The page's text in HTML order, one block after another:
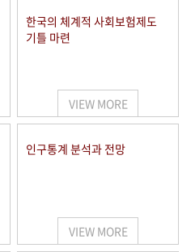
한국의 체계적 사회보험제도
기틀 마련
VIEW MORE
인구통계 분석과 전망
VIEW MORE